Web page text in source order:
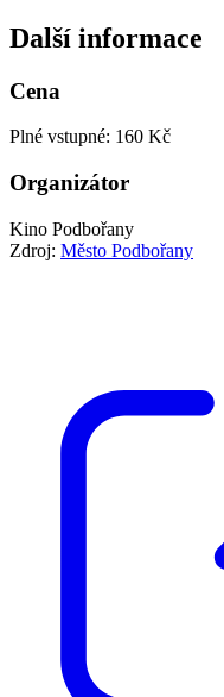
Další informace
Cena
Plné vstupné: 160 Kč
Organizátor
Kino Podbořany
Zdroj: Město Podbořany